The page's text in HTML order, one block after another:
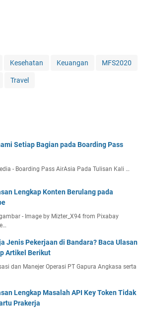
Kesehatan Keuangan MFS2020
Travel
Setiap Bagian pada Boarding Pass
- Boarding Pass AirAsia Pada Tulisan Kali …
Lengkap Konten Berulang pada
- Image by Mizter_X94 from Pixabay
Jenis Pekerjaan di Bandara? Baca Ulasan
Artikel Berikut
dan Manejer Operasi PT Gapura Angkasa serta
Lengkap Masalah API Key Token Tidak
Prakerja